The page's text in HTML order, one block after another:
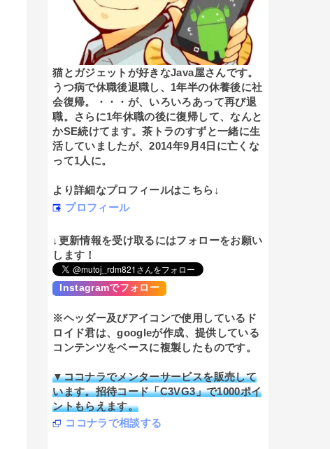
猫とガジェットが好きなJava屋さんです。
うつ病で休職後退職し、1年半の休養後に社
会復帰。・・・が、いろいろあって再び退
職。さらに1年休職の後に復帰して、なんと
かSE続けてます。茶トラのすずと一緒に生
活していましたが、2014年9月4日に亡くな
って1人に。
より詳細なプロフィールはこちら↓
プロフィール
↓更新情報を受け取るにはフォローをお願い
します！
Instagramでフォロー
※ヘッダー及びアイコンで使用しているド
ロイド君は、googleが作成、提供している
コンテンツをベースに複製したものです。
▼ココナラでメンターサービスを販売して
います。招待コード「C3VG3」で1000ポイ
ントもらえます。
ココナラで相談する